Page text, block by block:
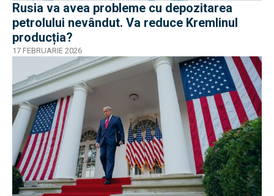
Rusia va avea probleme cu depozitarea
petrolului nevândut. Va reduce Kremlinul
producția?
17 FEBRUARIE 2026